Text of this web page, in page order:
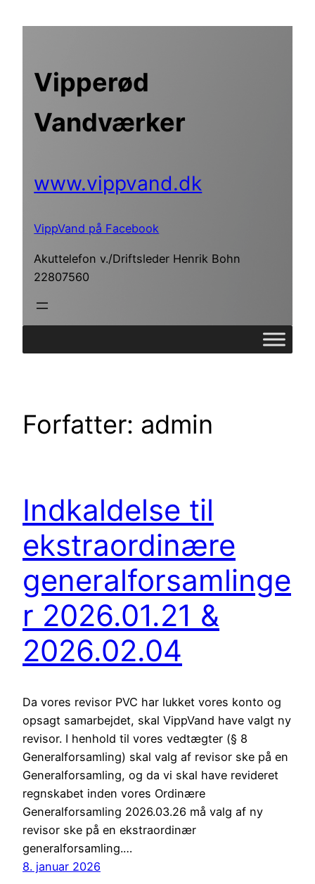
Vipperød
Vandværker
www.vippvand.dk
VippVand på Facebook
Akuttelefon v./Driftsleder Henrik Bohn
22807560
Forfatter: admin
Indkaldelse til
ekstraordinære
generalforsamlinge
r 2026.01.21 &
2026.02.04
Da vores revisor PVC har lukket vores konto og
opsagt samarbejdet, skal VippVand have valgt ny
revisor. I henhold til vores vedtægter (§ 8
Generalforsamling) skal valg af revisor ske på en
Generalforsamling, og da vi skal have revideret
regnskabet inden vores Ordinære
Generalforsamling 2026.03.26 må valg af ny
revisor ske på en ekstraordinær
generalforsamling.…
8. januar 2026